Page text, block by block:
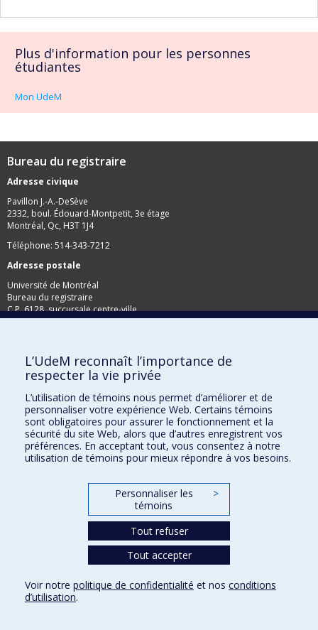
Plus d'information pour les personnes
étudiantes
Mon UdeM
Bureau du registraire
Adresse civique
Pavillon J.-A.-DeSève
2332, boul. Édouard-Montpetit, 3e étage
Montréal, Qc, H3T 1J4
Téléphone: 514-343-7212
Adresse postale
Université de Montréal
Bureau du registraire
C.P. 6128, succursale centre-ville
Montréal, Qc, H3C 3J7
Conditions d’utilisation
L’UdeM reconnaît l’importance de
respecter la vie privée
L’utilisation de témoins nous permet d’améliorer et de
personnaliser votre expérience Web. Certains témoins
sont obligatoires pour assurer le fonctionnement et la
sécurité du site Web, alors que d’autres enregistrent vos
préférences. En acceptant tout, vous consentez à notre
utilisation de témoins pour mieux répondre à vos besoins.
Personnaliser les
témoins
>
Tout refuser
Tout accepter
Voir notre politique de confidentialité et nos conditions
d’utilisation.